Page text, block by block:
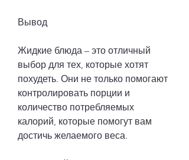
Вывод
Жидкие блюда – это отличный
выбор для тех, которые хотят
похудеть. Они не только помогают
контролировать порции и
количество потребляемых
калорий, которые помогут вам
достичь желаемого веса.